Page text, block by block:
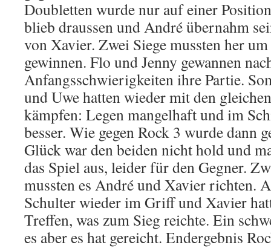
Doubletten wurde nur auf einer
blieb draussen und André übernahm
von Xavier. Zwei Siege mussten her
gewinnen. Flo und Jenny gewannen
Anfangsschwierigkeiten ihre Partie.
und Uwe hatten wieder mit den
kämpfen: Legen mangelhaft und im
besser. Wie gegen Rock 3 wurde dann
Glück war den beiden nicht hold und
das Spiel aus, leider für den Gegner.
mussten es André und Xavier richten.
Schulter wieder im Griff und Xavier
Treffen, was zum Sieg reichte. Ein
es aber es hat gereicht. Endergebnis